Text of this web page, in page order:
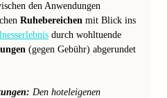
den Anwendungen
Ruhebereichen mit Blick ins
durch wohltuende
(gegen Gebühr) abgerundet
Den hoteleigenen